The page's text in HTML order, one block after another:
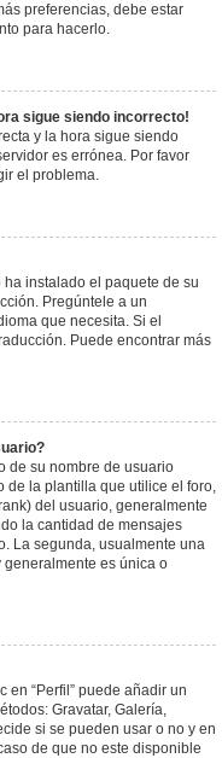
preferencias, debe estar
para hacerlo.
sigue siendo incorrecto!
y la hora sigue siendo
es errónea. Por favor
el problema.
instalado el paquete de su
Pregúntele a un
que necesita. Si el
Puede encontrar más
de su nombre de usuario
de la plantilla que utilice el foro,
del usuario, generalmente
la cantidad de mensajes
La segunda, usualmente una
es única o
en “Perfil” puede añadir un
Gravatar, Galería,
si se pueden usar o no y en
de que no este disponible